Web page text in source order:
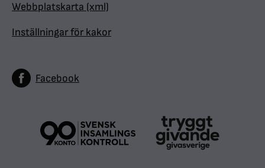
Webbplatskarta (xml)
Inställningar för kakor
Facebook